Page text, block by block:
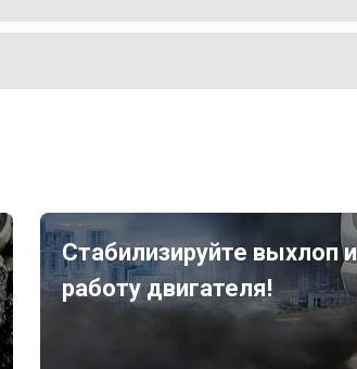
Стабилизируйте выхлоп и
работу двигателя!